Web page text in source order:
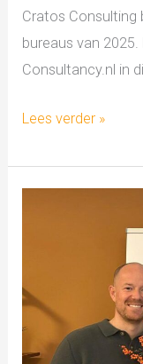
Cratos
bureaus van
Consultancy.nl in
Lees verder »